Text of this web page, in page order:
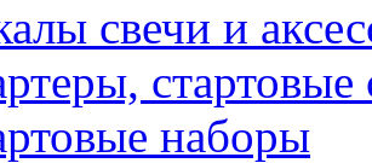
свечи и
стартовые
наборы